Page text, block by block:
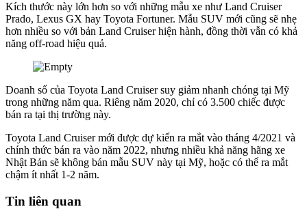
Kích thước này lớn hơn so với những mẫu xe như Land Cruiser
Prado, Lexus GX hay Toyota Fortuner. Mẫu SUV mới cũng sẽ nhẹ
hơn nhiều so với bản Land Cruiser hiện hành, đồng thời vẫn có khả
năng off-road hiệu quả.
Doanh số của Toyota Land Cruiser suy giảm nhanh chóng tại Mỹ
trong những năm qua. Riêng năm 2020, chỉ có 3.500 chiếc được
bán ra tại thị trường này.
Toyota Land Cruiser mới được dự kiến ra mắt vào tháng 4/2021 và
chính thức bán ra vào năm 2022, nhưng nhiều khả năng hãng xe
Nhật Bản sẽ không bán mẫu SUV này tại Mỹ, hoặc có thể ra mắt
chậm ít nhất 1-2 năm.
Tin liên quan